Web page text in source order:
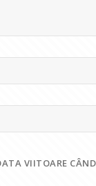
VIITOARE